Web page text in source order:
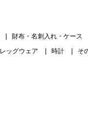
財布・名刺入れ・ケース
レッグウェア 時計 そ